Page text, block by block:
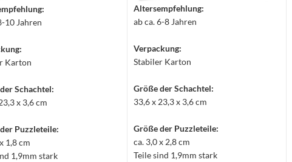
10 Jahren
Karton
Schachtel:
x 3,6 cm
Puzzleteile:
1,8 cm
1,9mm stark
Altersempfehlung:
ab ca. 6-8 Jahren
Verpackung:
Stabiler Karton
Größe der Schachtel:
33,6 x 23,3 x 3,6 cm
Größe der Puzzleteile:
ca. 3,0 x 2,8 cm
Teile sind 1,9mm stark